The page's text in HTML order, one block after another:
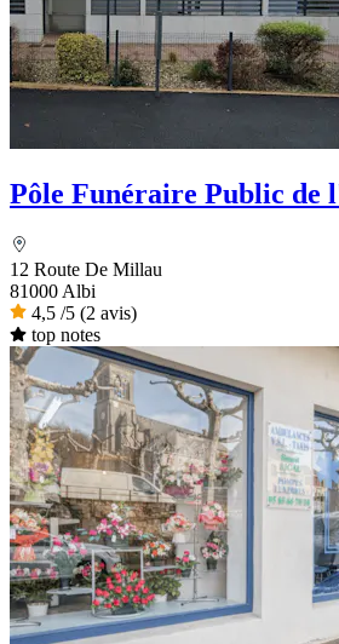
Pôle Funéraire Public de
12 Route De Millau
81000 Albi
4,5 /5 (2 avis)
top notes